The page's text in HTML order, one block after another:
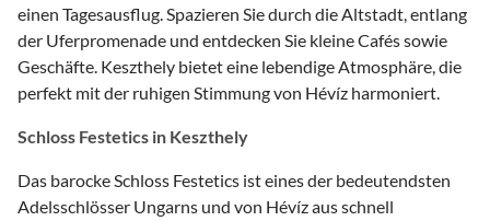
einen Tagesausflug. Spazieren Sie durch die Altstadt, entlang
der Uferpromenade und entdecken Sie kleine Cafés sowie
Geschäfte. Keszthely bietet eine lebendige Atmosphäre, die
perfekt mit der ruhigen Stimmung von Hévíz harmoniert.
Schloss Festetics in Keszthely
Das barocke Schloss Festetics ist eines der bedeutendsten
Adelsschlösser Ungarns und von Hévíz aus schnell